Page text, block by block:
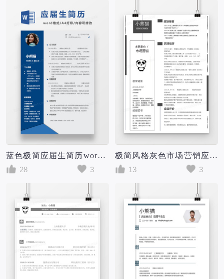
蓝色极简应届生简历word模块
28
3
极简风格灰色市场营销应届生简历模板
13
3